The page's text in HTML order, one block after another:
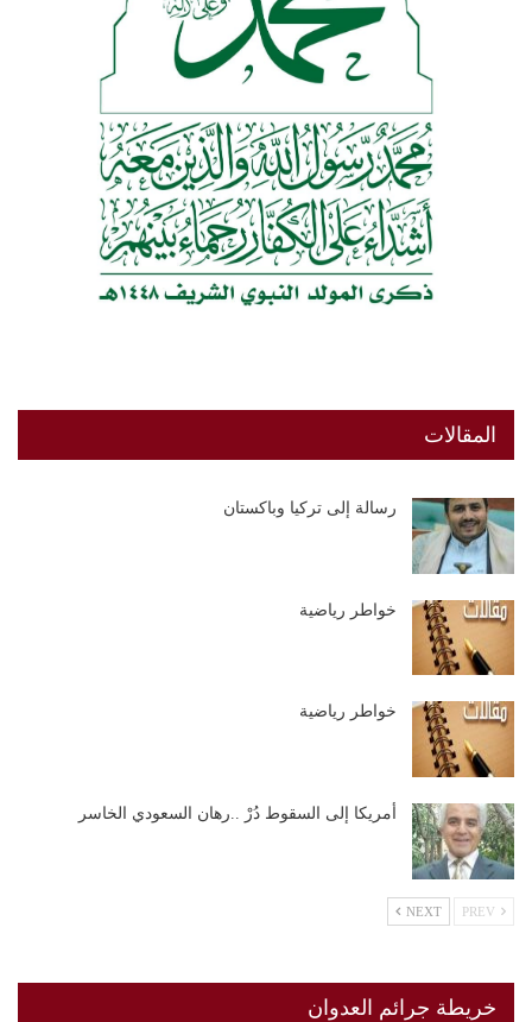
المقالات
رسالة إلى تركيا وباكستان
خواطر رياضية
خواطر رياضية
أمريكا إلى السقوط دُرْ ..رهان السعودي الخاسر
NEXT
خريطة جرائم العدوان